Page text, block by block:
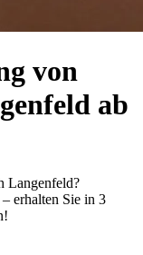
von
ab
Langenfeld?
erhalten Sie in 3